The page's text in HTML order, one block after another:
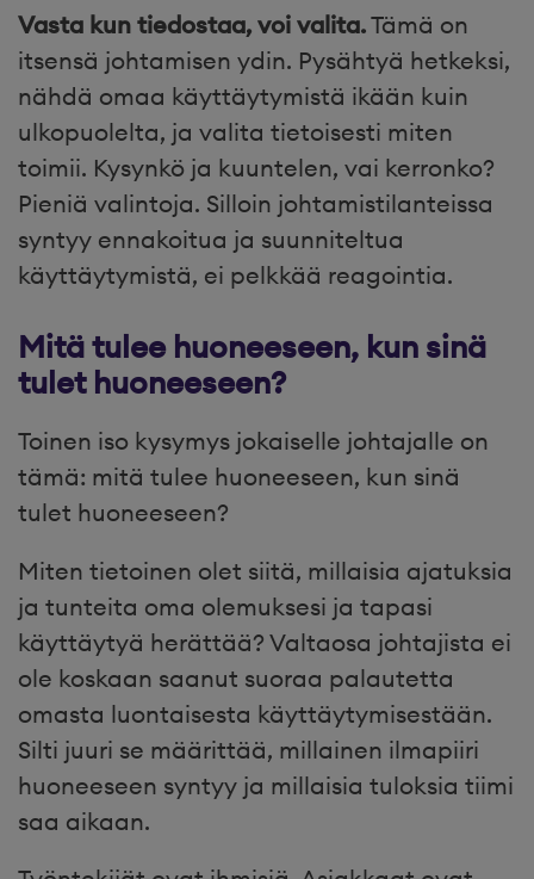
Vasta kun tiedostaa, voi valita.Tämä on
itsensä johtamisen ydin. Pysähtyä hetkeksi,
nähdä omaa käyttäytymistä ikään kuin
ulkopuolelta, ja valita tietoisesti miten
toimii. Kysynkö ja kuuntelen, vai kerronko?
Pieniä valintoja. Silloin johtamistilanteissa
syntyy ennakoitua ja suunniteltua
käyttäytymistä, ei pelkkää reagointia.
Mitä tulee huoneeseen, kun sinä
tulet huoneeseen?
Toinen iso kysymys jokaiselle johtajalle on
tämä: mitä tulee huoneeseen, kun sinä
tulet huoneeseen?
Miten tietoinen olet siitä, millaisia ajatuksia
ja tunteita oma olemuksesi ja tapasi
käyttäytyä herättää? Valtaosa johtajista ei
ole koskaan saanut suoraa palautetta
omasta luontaisesta käyttäytymisestään.
Silti juuri se määrittää, millainen ilmapiiri
huoneeseen syntyy ja millaisia tuloksia tiimi
saa aikaan.